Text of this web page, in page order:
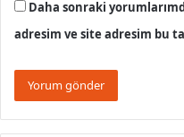
Daha sonraki
adresim ve site adresim bu